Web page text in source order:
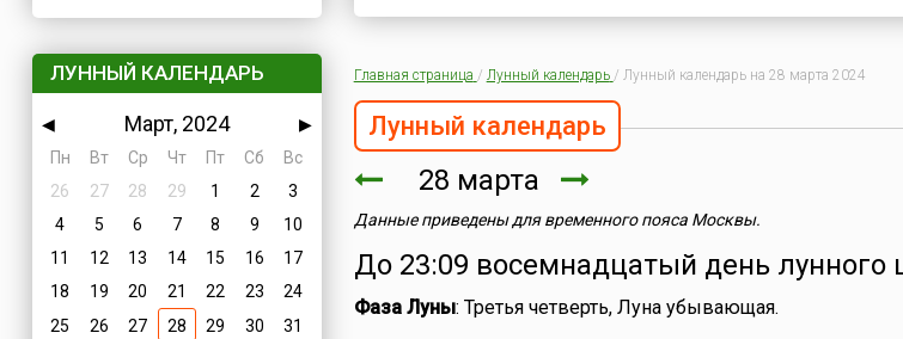
ЛУННЫЙ КАЛЕНДАРЬ
◀ Март, 2024
▶
Пн
Вт Ср Чт Пт Сб
Вс
26
27 28 29 1 2
3
4
5 6 7 8 9
10
11
12 13 14 15 16
17
18
19 20 21 22 23
24
25
26 27 28 29 30
31
Главная страница / Лунный календарь / Лунный календарь на 28 марта 2024
Лунный календарь
28 марта
Данные приведены для временного пояса Москвы.
До 23:09 восемнадцатый день лунного
Фаза Луны: Третья четверть, Луна убывающая.